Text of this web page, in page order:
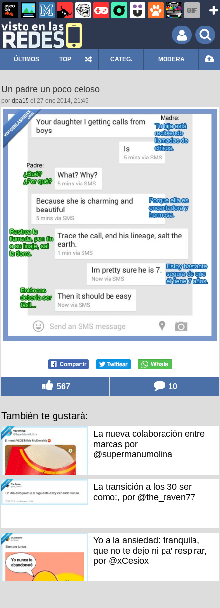
ÚLTIMOS TOP CATEG. MODERA
Un padre un poco celoso
por dpa15 el 27 ene 2014, 21:45
567 10
También te gustará:
La nueva colaboración entre
marcas por
@supermanumolina
La transición a los 30 ser
como:, por @the_raven77
Yo a la ansiedad: tranquila,
que no te dejo ni pa' respirar,
por @xCesiox